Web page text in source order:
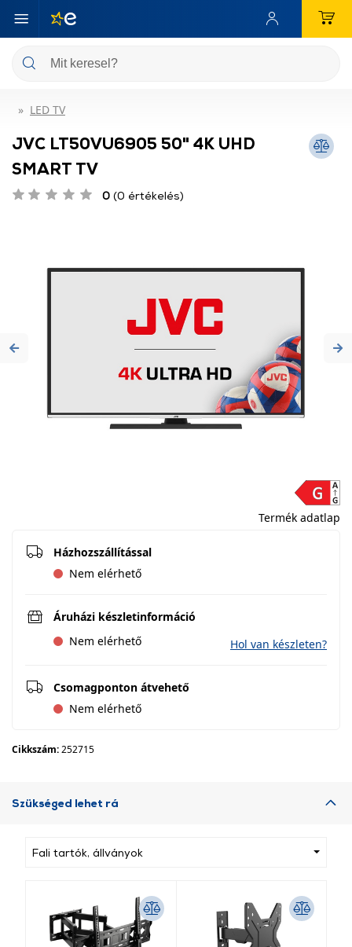
LED TV
JVC LT50VU6905 50" 4K UHD
SMART TV
0 (0 értékelés)
Previous
Termék adatlap
Házhozszállítással
Nem elérhető
Áruházi készletinformáció
Nem elérhető
Hol van készleten?
Csomagponton átvehető
Nem elérhető
Cikkszám:252715
Szükséged lehet rá
Fali tartók, állványok